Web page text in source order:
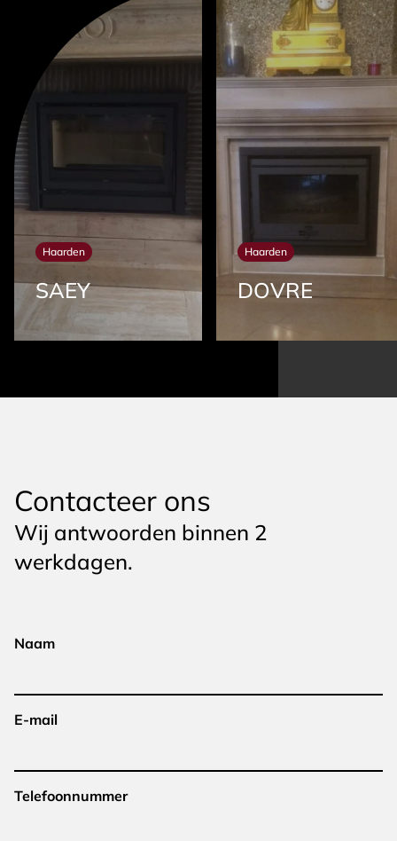
Haarden
SAEY
Haarden
DOVRE
Contacteer ons
Wij antwoorden binnen 2
werkdagen.
Naam
E-mail
Telefoonnummer